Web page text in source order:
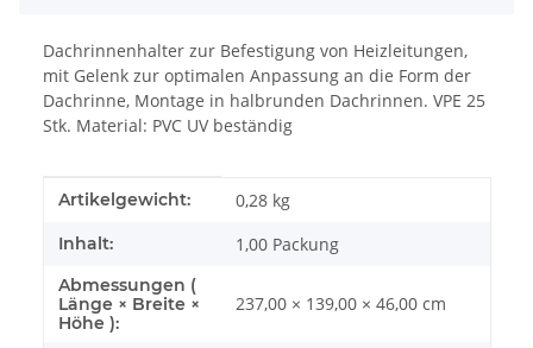
Dachrinnenhalter zur Befestigung von Heizleitungen,
mit Gelenk zur optimalen Anpassung an die Form der
Dachrinne, Montage in halbrunden Dachrinnen. VPE 25
Stk. Material: PVC UV beständig
Produkteigenschaft
Wert
Artikelgewicht: 0,28 kg
Inhalt: 1,00 Packung
Abmessungen (
Länge × Breite ×
Höhe ):
237,00 × 139,00 × 46,00 cm